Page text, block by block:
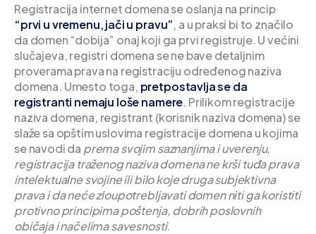
Registracija internet domena se oslanja na princip
“prvi u vremenu, jači u pravu”, a u praksi bi to značilo
da domen “dobija” onaj koji ga prvi registruje. U većini
slučajeva, registri domena se ne bave detaljnim
proverama prava na registraciju određenog naziva
domena. Umesto toga, pretpostavlja se da
registranti nemaju loše namere. Prilikom registracije
naziva domena, registrant (korisnik naziva domena) se
slaže sa opštim uslovima registracije domena u kojima
se navodi da prema svojim saznanjima i uverenju,
registracija traženog naziva domena ne krši tuđa prava
intelektualne svojine ili bilo koje druga subjektivna
prava i da neće zloupotrebljavati domen niti ga koristiti
protivno principima poštenja, dobrih poslovnih
običaja i načelima savesnosti.